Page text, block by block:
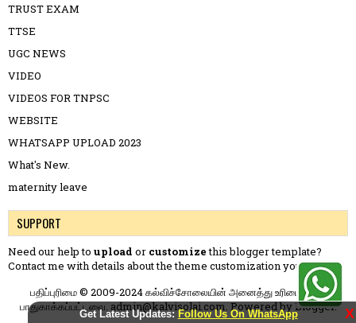
Get Latest Updates:Follow Us On WhatsApp X
TRUST EXAM
TTSE
UGC NEWS
VIDEO
VIDEOS FOR TNPSC
WEBSITE
WHATSAPP UPLOAD 2023
What's New.
maternity leave
SUPPORT
Need our help to upload or customizethis blogger template?
Contact me with details about the theme customization you need.
பதிப்புரிமை © 2009-2024 கல்விச்சோலையின் அனைத்து உரிமைகளும்
பாதுகாக்கப்பட்டவை. admin@kalvisolai.com. Powered byBlogger.